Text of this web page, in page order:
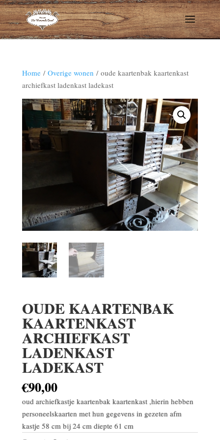
Home/ Overige wonen / oude kaartenbak kaartenkast
archiefkast ladenkast ladekast
OUDE KAARTENBAK
KAARTENKAST
ARCHIEFKAST
LADENKAST
LADEKAST
€90,00
oud archiefkastje kaartenbak kaartenkast ,hierin hebben
personeelskaarten met hun gegevens in gezeten afm
kastje 58 cm bij 24 cm diepte 61 cm